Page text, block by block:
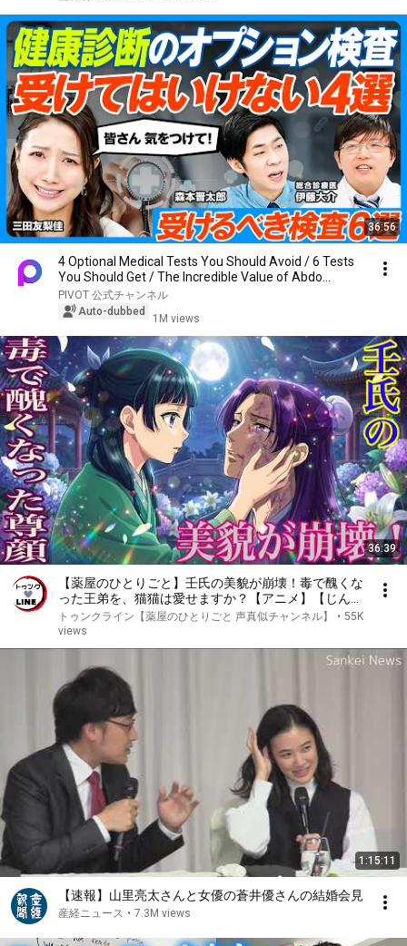
36:56
4 Optional Medical Tests You Should Avoid / 6 Tests
You Should Get / The Incredible Value of Abdo...
PIVOT 公式チャンネル
Auto-dubbed
1M views
36:39
【薬屋のひとりごと】壬氏の美貌が崩壊！毒で醜くな
った王弟を、猫猫は愛せますか？【アニメ】【じんま
お】
トゥンクライン【薬屋のひとりごと 声真似チャンネル】 • 55K
views
1:15:11
【速報】山里亮太さんと女優の蒼井優さんの結婚会見
産経ニュース • 7.3M views